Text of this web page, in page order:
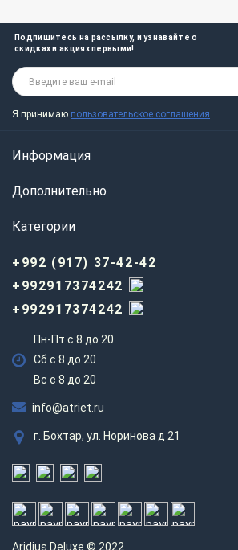
Подпишитесь на рассылку, и узнавайте о
скидках и акциях первыми!
Я принимаю пользовательское соглашения
Информация
Дополнительно
Категории
+992 (917) 37-42-42
+992917374242
+992917374242
Пн-Пт с 8 до 20
Сб с 8 до 20
Вс c 8 до 20
info@atriet.ru
г. Бохтар, ул. Норинова д 21
Aridius Deluxe © 2022